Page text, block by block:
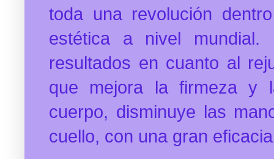
toda una revolución
estética a nivel mundial.
resultados en cuanto al
que mejora la firmeza y
cuerpo, disminuye las
cuello, con una gran